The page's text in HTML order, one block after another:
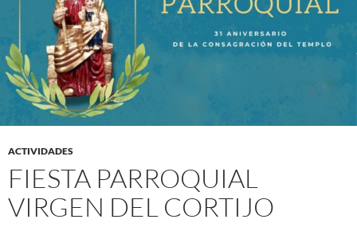
ACTIVIDADES
FIESTA PARROQUIAL
VIRGEN DEL CORTIJO